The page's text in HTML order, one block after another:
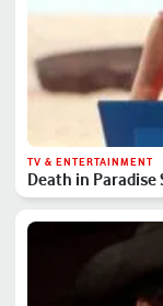
TV & ENTERTAINMENT
Death in